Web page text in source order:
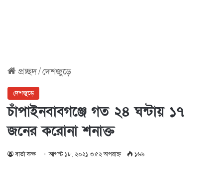
প্রচ্ছদ/দেশজুড়ে
দেশজুড়ে
চাঁপাইনবাবগঞ্জে গত ২৪ ঘন্টায় ১৭
জনের করোনা শনাক্ত
বার্তা কক্ষ আগস্ট ১৮, ২০২১ ৩:৫২ অপরাহ্ণ ১৬৬